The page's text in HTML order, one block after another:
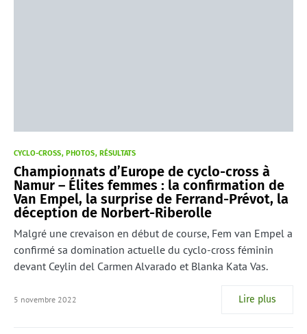
CYCLO-CROSS PHOTOS RÉSULTATS
Championnats d’Europe de cyclo-cross à
Namur – Élites femmes : la confirmation de
Van Empel, la surprise de Ferrand-Prévot, la
déception de Norbert-Riberolle
Malgré une crevaison en début de course, Fem van Empel a
confirmé sa domination actuelle du cyclo-cross féminin
devant Ceylin del Carmen Alvarado et Blanka Kata Vas.
5 novembre 2022 Lire plus